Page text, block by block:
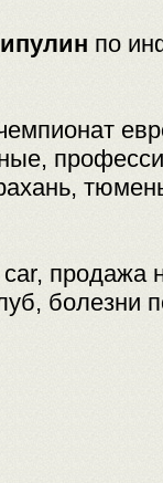
по
продажа
болезни